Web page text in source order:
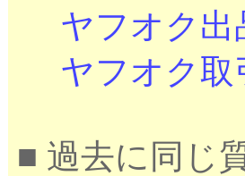
ヤフオク
ヤフオク
■ 過去に同じ